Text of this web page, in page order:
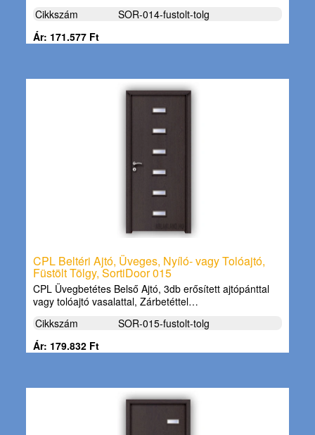
Cikkszám
SOR-014-fustolt-tolg
Ár: 171.577 Ft
CPL Beltéri Ajtó, Üveges, Nyíló- vagy Tolóajtó,
Füstölt Tölgy, SortiDoor 015
CPL Üvegbetétes Belső Ajtó, 3db erősített ajtópánttal
vagy tolóajtó vasalattal, Zárbetéttel…
Cikkszám
SOR-015-fustolt-tolg
Ár: 179.832 Ft